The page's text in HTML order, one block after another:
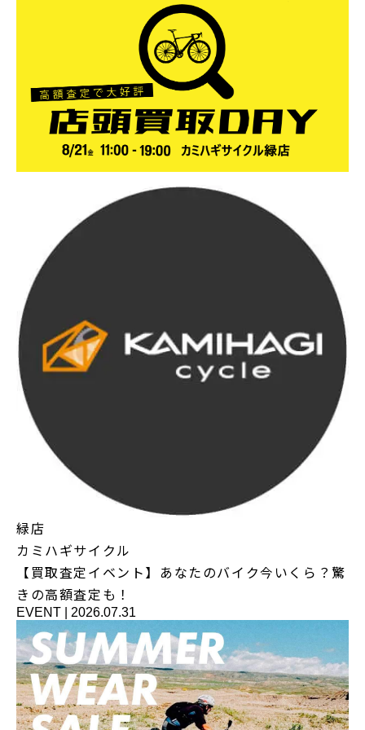
緑店
カミハギサイクル
【買取査定イベント】あなたのバイク今いくら？驚
きの高額査定も！
EVENT 2026.07.31